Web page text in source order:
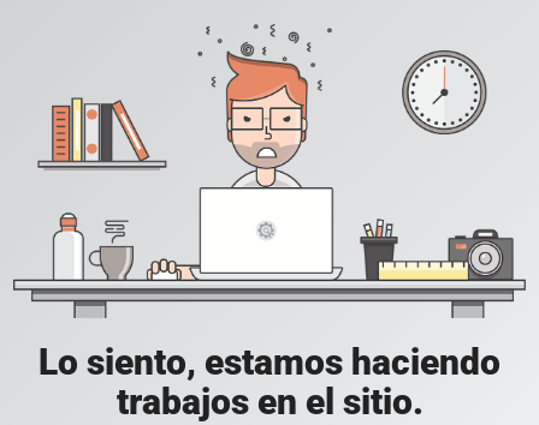
Lo siento, estamos haciendo
trabajos en el sitio.